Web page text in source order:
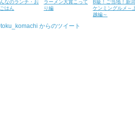
なのランチ・お
はん
ラーメン大賞こって
り編
B級！ご当地！新潟
ケンミングルメ～
越編～
からのツイート